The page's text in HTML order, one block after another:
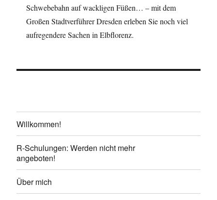
Schwebebahn auf wackligen Füßen… – mit dem
Großen Stadtverführer Dresden erleben Sie noch viel
aufregendere Sachen in Elbflorenz.
Willkommen!
R-Schulungen: Werden nicht mehr
angeboten!
Über mich